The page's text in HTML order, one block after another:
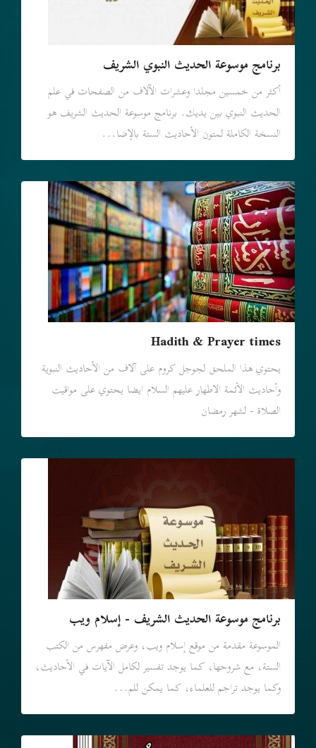
برنامج موسوعة الحديث النبوي الشريف
أكثر من خمسين مجلدا وعشرات الآلاف من الصفحات في علم
الحديث النبوي بين يديك. برنامج موسوعة الحديث الشريف هو
النسخة الكاملة لمتون الأحاديث الستة بالإضا...
Hadith & Prayer times
يحتوي هذا الملحق لجوجل كروم علی آلاف من الأحاديث النبوية
وأحاديث الأئمة الاطهار عليهم السلام ايضا یحتوي علی مواقيت
الصلاة - لشهر رمضان
برنامج موسوعة الحديث الشريف - إسلام ويب
الموسوعة مقدمة من موقع إسلام ويب، وعرض مفهرس من الكتب
الستة، مع شروحها، كما يوجد تفسير لكامل الآيات في الأحاديث،
وكما يوجد تراجم للعلماء، كما يمكن للم...